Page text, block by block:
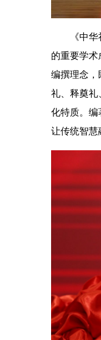
《中
的重要学术
编撰理念，
礼、释奠礼
化特质。编
让传统智慧